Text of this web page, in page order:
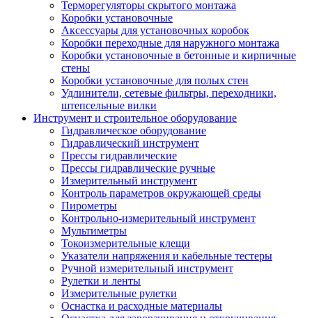
Терморегуляторы скрытого монтажа
Коробки установочные
Аксессуары для установочных коробок
Коробки переходные для наружного монтажа
Коробки установочные в бетонные и кирпичные
стены
Коробки установочные для полых стен
Удлинители, сетевые фильтры, переходники,
штепсельные вилки
Инструмент и строительное оборудование
Гидравлическое оборудование
Гидравлический инструмент
Прессы гидравлические
Прессы гидравлические ручные
Измерительный инструмент
Контроль параметров окружающей среды
Пирометры
Контрольно-измерительный инструмент
Мультиметры
Токоизмерительные клещи
Указатели напряжения и кабельные тестеры
Ручной измерительный инструмент
Рулетки и ленты
Измерительные рулетки
Оснастка и расходные материалы